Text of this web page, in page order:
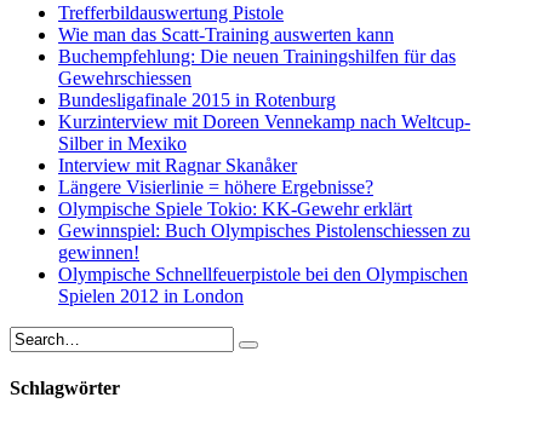
Trefferbildauswertung Pistole
Wie man das Scatt-Training auswerten kann
Buchempfehlung: Die neuen Trainingshilfen für das
Gewehrschiessen
Bundesligafinale 2015 in Rotenburg
Kurzinterview mit Doreen Vennekamp nach Weltcup-
Silber in Mexiko
Interview mit Ragnar Skanåker
Längere Visierlinie = höhere Ergebnisse?
Olympische Spiele Tokio: KK-Gewehr erklärt
Gewinnspiel: Buch Olympisches Pistolenschiessen zu
gewinnen!
Olympische Schnellfeuerpistole bei den Olympischen
Spielen 2012 in London
Schlagwörter